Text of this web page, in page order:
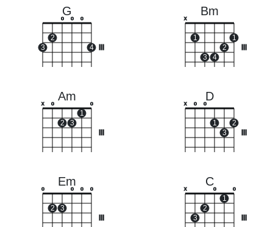
G
3
2
o o o
4
Bm
x
1
3 4
2
1
Am
x o
2 3
1
o
D
x o o
1
3
2
Em
o
2 3
o o o
C
x
3
2
o
1
o